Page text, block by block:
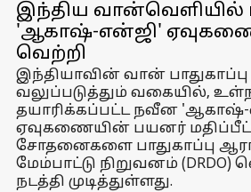
இந்திய வான்வெளியில்
'ஆகாஷ்-என்ஜி'
வெற்றி
இந்தியாவின் வான்
வலுப்படுத்தும் வகையில்,
தயாரிக்கப்பட்ட நவீன
ஏவுகணையின் பயனர்
சோதனைகளை பாதுகாப்பு
மேம்பாட்டு நிறுவனம் (DRDO)
நடத்தி முடித்துள்ளது.